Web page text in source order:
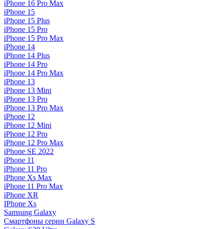
iPhone 16 Pro Max
iPhone 15
iPhone 15 Plus
iPhone 15 Pro
iPhone 15 Pro Max
iPhone 14
iPhone 14 Plus
iPhone 14 Pro
iPhone 14 Pro Max
iPhone 13
iPhone 13 Mini
iPhone 13 Pro
iPhone 13 Pro Max
iPhone 12
iPhone 12 Mini
iPhone 12 Pro
iPhone 12 Pro Max
iPhone SE 2022
iPhone 11
iPhone 11 Pro
iPhone Xs Max
iPhone 11 Pro Max
iPhone XR
IPhone Xs
Samsung Galaxy
Смартфоны серии Galaxy S